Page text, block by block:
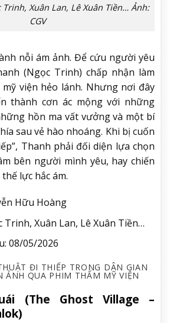
Xuân Lan, Lê Xuân Tiền… Ảnh:
CGV
nỗi ám ảnh. Để cứu người yêu
(Ngọc Trinh) chấp nhận làm
viện hẻo lánh. Nhưng nơi đây
thành cơn ác mộng với những
hồn ma vất vưởng và một bí
sau vẻ hào nhoáng. Khi bị cuốn
Thanh phải đối diện lựa chọn
bên người mình yêu, hay chiến
lực hắc ám.
Hữu Hoàng
Trinh, Xuân Lan, Lê Xuân Tiền…
08/05/2026
ĐI THIẾP TRONG DÂN GIAN
ẢNH QUA PHIM THẨM MỸ VIỆN
(The Ghost Village –